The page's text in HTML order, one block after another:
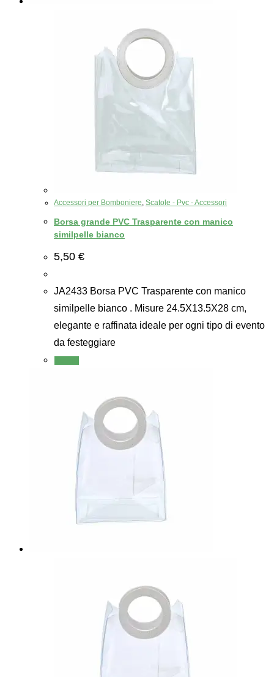
Accessori per Bomboniere, Scatole - Pvc - Accessori
Borsa grande PVC Trasparente con manico
similpelle bianco
5,50 €
JA2433 Borsa PVC Trasparente con manico
similpelle bianco . Misure 24.5X13.5X28 cm,
elegante e raffinata ideale per ogni tipo di evento
da festeggiare